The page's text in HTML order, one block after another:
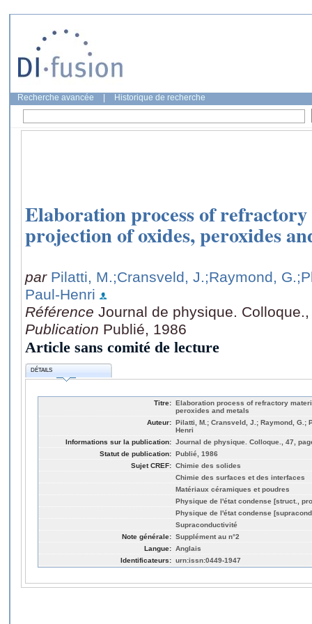
Recherche avancée Historique de recherche
Elaboration process of
projection of oxides, peroxides
par Pilatti, M.;Cransveld, J.;Raymond, G.
Paul-Henri
Référence Journal de physique.
Publication Publié, 1986
Article sans comité de lecture
DÉTAILS
Titre: Elaboration process of refractory
peroxides and metals
Auteur: Pilatti, M.; Cransveld, J.; Raymond, G.;
Henri
Informations sur la publication: Journal de physique. Colloque., 47,
Statut de publication: Publié, 1986
Sujet CREF: Chimie des solides
Chimie des surfaces et des interfaces
Matériaux céramiques et poudres
Physique de l'état condense [struct.,
Physique de l'état condense
Supraconductivité
Note générale: Supplément au n°2
Langue: Anglais
Identificateurs: urn:issn:0449-1947